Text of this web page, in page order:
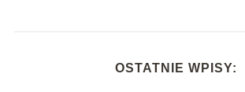
OSTATNIE WPISY: